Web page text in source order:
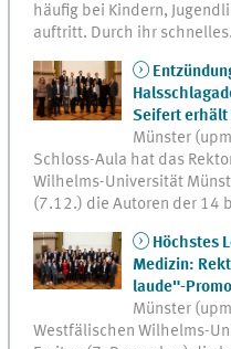
häufig bei Kindern,
auftritt. Durch ihr
Seifert erhält
Münster
Schloss-Aula hat das
Wilhelms-Universität
(7.12.) die Autoren der 14
Höchstes
Medizin:
laude"-
Münster
Westfälischen Wilhelms-